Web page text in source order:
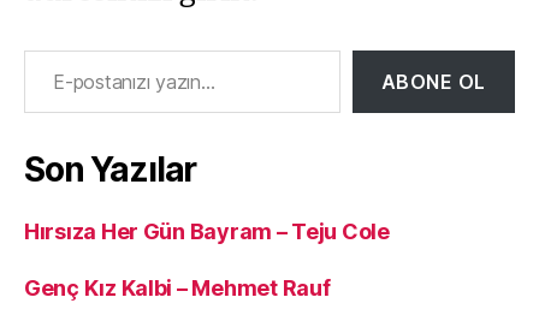
E-postanızı yazın…
ABONE OL
Son Yazılar
Hırsıza Her Gün Bayram – Teju Cole
Genç Kız Kalbi – Mehmet Rauf